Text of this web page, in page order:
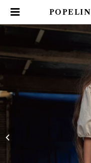
POPELIN Sand embroidered